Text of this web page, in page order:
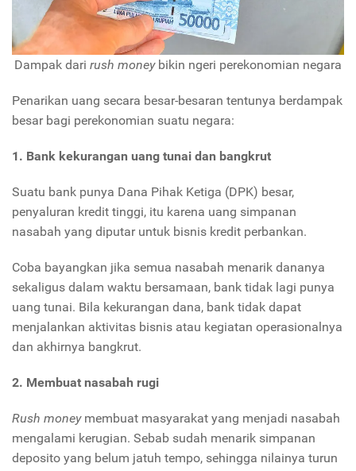
Dampak dari rush money bikin ngeri perekonomian negara
Penarikan uang secara besar-besaran tentunya berdampak
besar bagi perekonomian suatu negara:
1. Bank kekurangan uang tunai dan bangkrut
Suatu bank punya Dana Pihak Ketiga (DPK) besar,
penyaluran kredit tinggi, itu karena uang simpanan
nasabah yang diputar untuk bisnis kredit perbankan.
Coba bayangkan jika semua nasabah menarik dananya
sekaligus dalam waktu bersamaan, bank tidak lagi punya
uang tunai. Bila kekurangan dana, bank tidak dapat
menjalankan aktivitas bisnis atau kegiatan operasionalnya
dan akhirnya bangkrut.
2. Membuat nasabah rugi
Rush moneymembuat masyarakat yang menjadi nasabah
mengalami kerugian. Sebab sudah menarik simpanan
deposito yang belum jatuh tempo, sehingga nilainya turun